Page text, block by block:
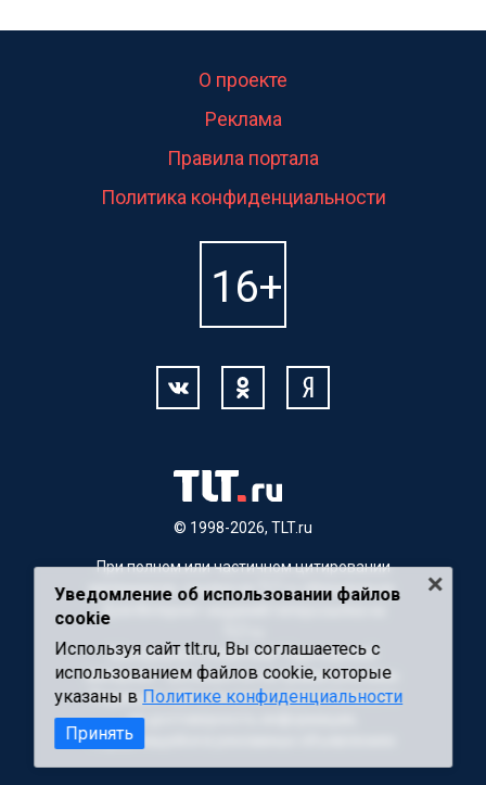
© 1998-2026, TLT.ru
О проекте
Реклама
Правила портала
Политика конфиденциальности
При полном или частичном цитировании
материалов, ссылка на TLT.ru обязательна.
Для Интернет-изданий гиперссылка на
Материалы с пометкой "Партнерский
материал" публикуются на правах рекламы.
Редакция сайта не несет ответственности
за достоверность информации,
содержащейся в рекламных объявлениях
Уведомление об использовании файлов
cookie
Используя сайт tlt.ru, Вы соглашаетесь с
использованием файлов cookie, которые
указаны в Политике конфиденциальности
Принять